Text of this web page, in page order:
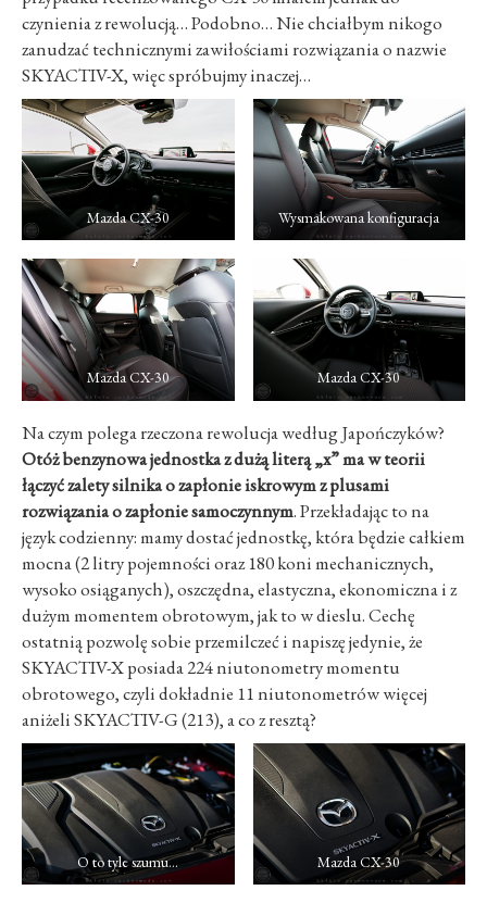
czynienia z rewolucją… Podobno… Nie chciałbym nikogo
zanudzać technicznymi zawiłościami rozwiązania o nazwie
SKYACTIV-X, więc spróbujmy inaczej…
Mazda CX-30 Wysmakowana konfiguracja
Mazda CX-30 Mazda CX-30
Na czym polega rzeczona rewolucja według Japończyków?
Otóż benzynowa jednostka z dużą literą „x” ma w teorii
łączyć zalety silnika o zapłonie iskrowym z plusami
rozwiązania o zapłonie samoczynnym. Przekładając to na
język codzienny: mamy dostać jednostkę, która będzie całkiem
mocna (2 litry pojemności oraz 180 koni mechanicznych,
wysoko osiąganych), oszczędna, elastyczna, ekonomiczna i z
dużym momentem obrotowym, jak to w dieslu. Cechę
ostatnią pozwolę sobie przemilczeć i napiszę jedynie, że
SKYACTIV-X posiada 224 niutonometry momentu
obrotowego, czyli dokładnie 11 niutonometrów więcej
aniżeli SKYACTIV-G (213), a co z resztą?
O to tyle szumu… Mazda CX-30